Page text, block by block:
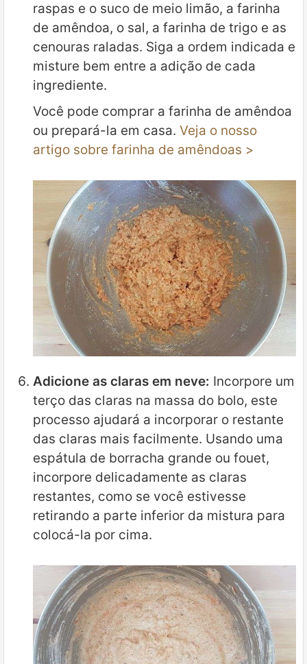
raspas e o suco de meio limão, a farinha
de amêndoa, o sal, a farinha de trigo e as
cenouras raladas. Siga a ordem indicada e
misture bem entre a adição de cada
ingrediente.
Você pode comprar a farinha de amêndoa
ou prepará-la em casa. Veja o nosso
artigo sobre farinha de amêndoas >
Adicione as claras em neve: Incorpore um
terço das claras na massa do bolo, este
processo ajudará a incorporar o restante
das claras mais facilmente. Usando uma
espátula de borracha grande ou fouet,
incorpore delicadamente as claras
restantes, como se você estivesse
retirando a parte inferior da mistura para
colocá-la por cima.